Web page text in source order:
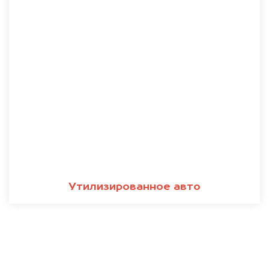
Утилизированное авто